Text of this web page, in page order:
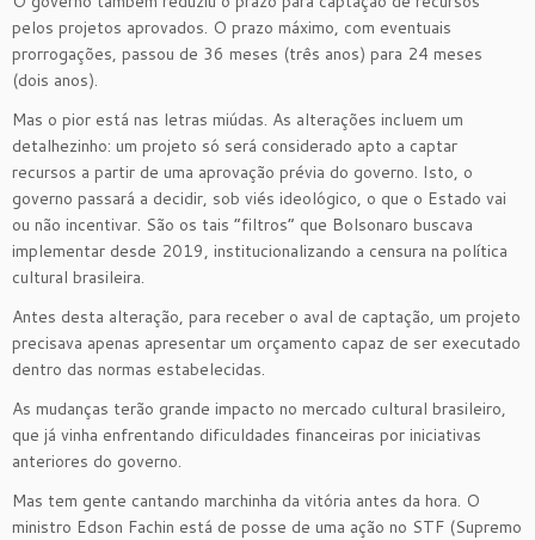
pelos projetos aprovados. O prazo máximo, com eventuais
prorrogações, passou de 36 meses (três anos) para 24 meses
(dois anos).
Mas o pior está nas letras miúdas. As alterações incluem um
detalhezinho: um projeto só será considerado apto a captar
recursos a partir de uma aprovação prévia do governo. Isto, o
governo passará a decidir, sob viés ideológico, o que o Estado vai
ou não incentivar. São os tais “filtros” que Bolsonaro buscava
implementar desde 2019, institucionalizando a censura na política
cultural brasileira.
Antes desta alteração, para receber o aval de captação, um projeto
precisava apenas apresentar um orçamento capaz de ser executado
dentro das normas estabelecidas.
As mudanças terão grande impacto no mercado cultural brasileiro,
que já vinha enfrentando dificuldades financeiras por iniciativas
anteriores do governo.
Mas tem gente cantando marchinha da vitória antes da hora. O
ministro Edson Fachin está de posse de uma ação no STF (Supremo